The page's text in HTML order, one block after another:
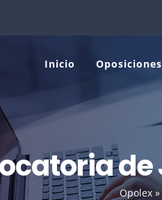
Inicio Oposiciones
de
Opolex »